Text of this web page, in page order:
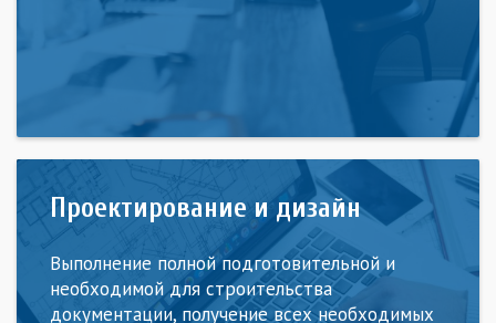
Проектирование и дизайн
Выполнение полной подготовительной и
необходимой для строительства
документации, получение всех необходимых